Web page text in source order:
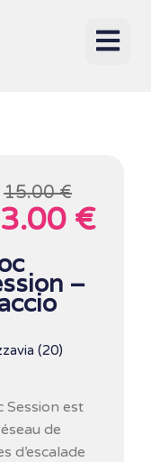
15.00 €
€
–
(20)
Session est
de
d’escalade